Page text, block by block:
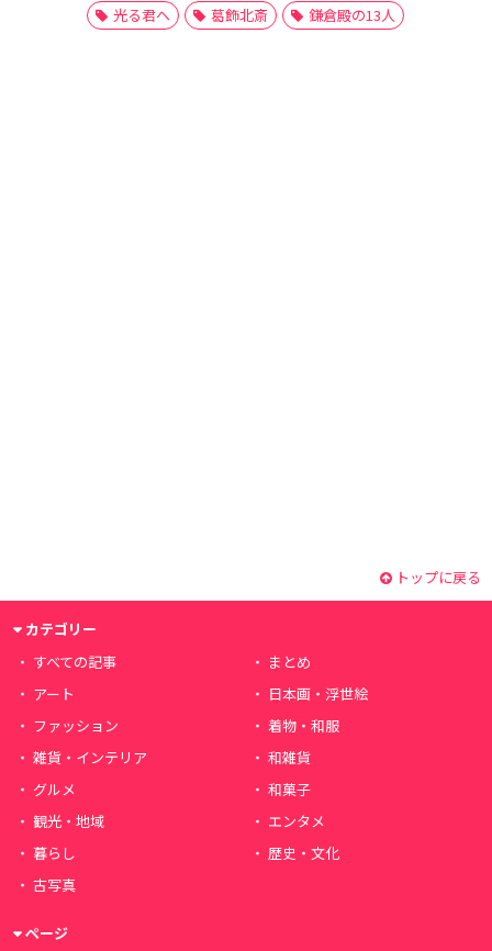
光る君へ
葛飾北斎 鎌倉殿の13人
トップに戻る
カテゴリー
すべての記事
まとめ
アート
日本画・浮世絵
ファッション
着物・和服
雑貨・インテリア
和雑貨
グルメ
和菓子
観光・地域
エンタメ
暮らし
歴史・文化
古写真
ページ